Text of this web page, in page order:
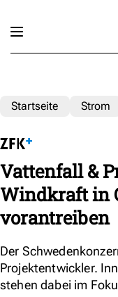
Startseite Strom
Vattenfall &
Windkraft in
vorantreiben
Der
Projektentwickler.
stehen dabei im